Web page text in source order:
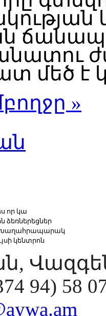
մեծ է
»
որ կա
ձեռներեցներ
կենտրոն
94) 58